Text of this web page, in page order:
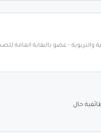
والتربوية - عضو بالنقابة العامة
حال